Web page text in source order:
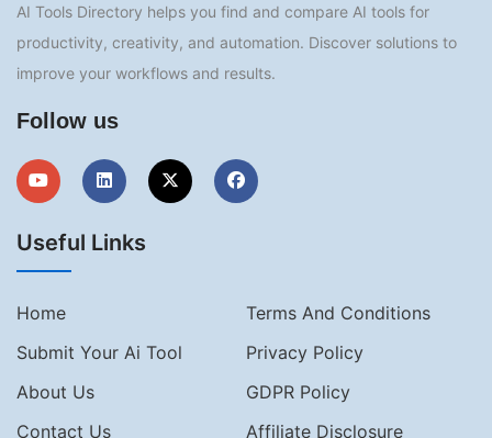
AI Tools Directory helps you find and compare AI tools for
productivity, creativity, and automation. Discover solutions to
improve your workflows and results.
Follow us
Useful Links
Home
Terms And Conditions
Submit Your Ai Tool
Privacy Policy
About Us
GDPR Policy
Contact Us
Affiliate Disclosure